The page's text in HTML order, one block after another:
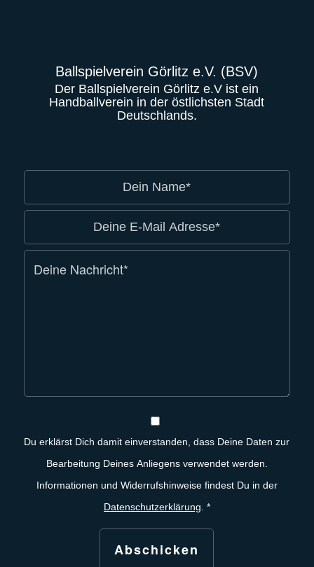
Ballspielverein Görlitz e.V. (BSV)
Der Ballspielverein Görlitz e.V ist ein
Handballverein in der östlichsten Stadt
Deutschlands.
Du erklärst Dich damit einverstanden, dass Deine Daten zur
Bearbeitung Deines Anliegens verwendet werden.
Informationen und Widerrufshinweise findest Du in der
Datenschutzerklärung *